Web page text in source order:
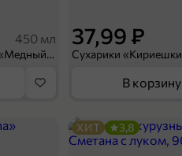
450 мл
Напиток безалкогольный «Медный Великан» Мохито-клубника, 450 мл
37,99 ₽
В корзину
ХИТ 3,8